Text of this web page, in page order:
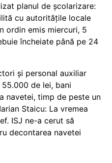
planul de școlarizare:
cu autoritățile locale
ordin emis miercuri, 5
încheiate până pe 24
și personal auxiliar
de lei, bani
navetei, timp de peste un
Staicu: La vremea
ISJ ne-a cerut să
decontarea navetei